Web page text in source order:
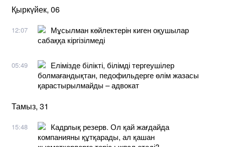
Қыркүйек, 06
12:07
Мұсылман көйлектерін киген оқушылар
сабаққа кіргізілмеді
05:49
Елімізде білікті, білімді тергеушілер
болмағандықтан, педофильдерге өлім жазасы
қарастырылмайды – адвокат
Тамыз, 31
15:48
Кадрлық резерв. Ол қай жағдайда
компанияны құтқарады, ал қашан